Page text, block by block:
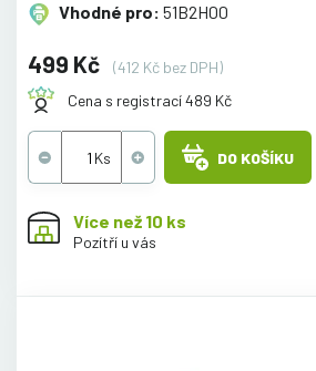
Vhodné pro: 51B2H00
499 Kč
(412 Kč bez DPH)
Cena s registrací 489 Kč
DO KOŠÍKU
Více než 10 ks
Pozítří u vás